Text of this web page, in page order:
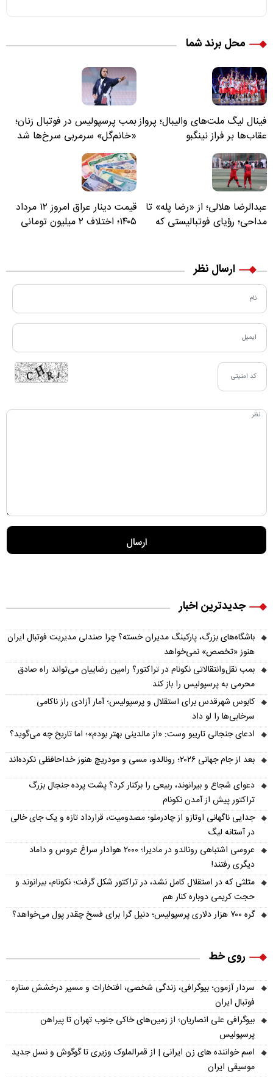
محل برند شما
فینال لیگ ملت‌های والیبال؛ پرواز
عقاب‌ها بر فراز نینگبو
بمب پرسپولیس در فوتبال زنان؛
«خانم‌گل» سرمربی سرخ‌ها شد
عبدالرضا هلالی؛ از «رضا پله» تا
مداحی؛ رؤیای فوتبالیستی که
قیمت دینار عراق امروز ۱۲ مرداد
۱۴۰۵؛ اختلاف ۲ میلیون تومانی
ارسال نظر
جدیدترین اخبار
باشگاه‌های بزرگ، پارکینگ مدیران خسته؟ چرا صندلی مدیریت فوتبال ایران
هنوز «تخصص» نمی‌خواهد
بمب نقل‌وانتقالاتی نکونام در تراکتور؟ رامین رضاییان می‌تواند راه صادق
محرمی به پرسپولیس را باز کند
کابوس شهرقدس برای استقلال و پرسپولیس؛ آمار آزادی راز ناکامی
سرخابی‌ها را لو داد
ادعای جنجالی تاریبو وست: «از مالدینی بهتر بودم»؛ اما تاریخ چه می‌گوید؟
بعد از جام جهانی ۲۰۲۶؛ رونالدو، مسی و مودریچ هنوز خداحافظی نکرده‌اند
دعوای شجاع و بیرانوند، ربیعی را برکنار کرد؟ پشت پرده جنجال بزرگ
تراکتور پیش از آمدن نکونام
جدایی ناگهانی اوتازو از چادرملو؛ مصدومیت، قرارداد تازه و یک جای خالی
در آستانه لیگ
عروسی اشتباهی رونالدو در مادیرا؛ ۲۰۰۰ هوادار سراغ عروس و داماد
دیگری رفتند!
مثلثی که در استقلال کامل نشد، در تراکتور شکل گرفت؛ نکونام، بیرانوند و
حجت کریمی دوباره کنار هم
گره ۷۰۰ هزار دلاری پرسپولیس؛ دنیل گرا برای فسخ چقدر پول می‌خواهد؟
روی خط
سردار آزمون؛ بیوگرافی، زندگی شخصی، افتخارات و مسیر درخشش ستاره
فوتبال ایران
بیوگرافی علی انصاریان؛ از زمین‌های خاکی جنوب تهران تا پیراهن
پرسپولیس
اسم خواننده های زن ایرانی | از قمرالملوک وزیری تا گوگوش و نسل جدید
موسیقی ایران